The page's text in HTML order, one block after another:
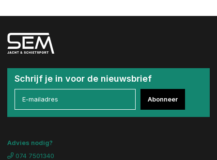
Schrijf je in voor de nieuwsbrief
Abonneer
Advies nodig?
074 7501340